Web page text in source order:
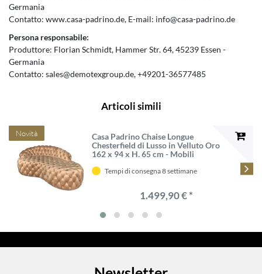
Germania
Contatto: www.casa-padrino.de E-mail: info@casa-padrino.de
Persona responsabile:
Produttore: Florian Schmidt Hammer Str.64 45239 Essen
Germania
Contatto: sales@demotexgroup.de +49201-36577485
Articoli simili
Novità
Casa Padrino Chaise Longue
Chesterfield di Lusso in Velluto Oro
162 x 94 x H. 65 cm - Mobili
Tempi di consegna 8 settimane
1.499,90 € *